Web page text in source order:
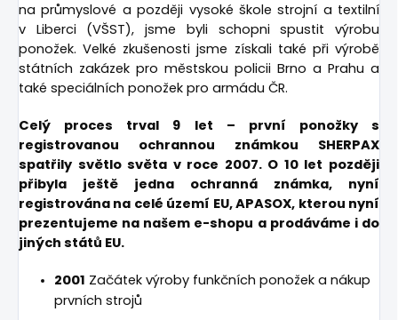
na průmyslové a později vysoké škole strojní a textilní
v Liberci (VŠST), jsme byli schopni spustit výrobu
ponožek. Velké zkušenosti jsme získali také při výrobě
státních zakázek pro městskou policii Brno a Prahu a
také speciálních ponožek pro armádu ČR.
Celý proces trval 9 let – první ponožky s
registrovanou ochrannou známkou SHERPAX
spatřily světlo světa v roce 2007. O 10 let později
přibyla ještě jedna ochranná známka, nyní
registrována na celé území EU, APASOX, kterou nyní
prezentujeme na našem e-shopu a prodáváme i do
jiných států EU.
2001 Začátek výroby funkčních ponožek a nákup
prvních strojů